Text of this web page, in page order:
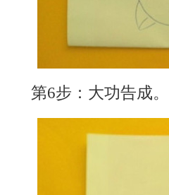
第6步：大功告成。